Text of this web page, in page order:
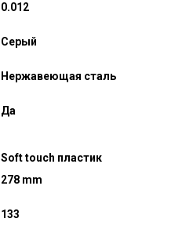
0.012
Серый
Нержавеющая сталь
Да
Soft touch пластик
278 mm
133